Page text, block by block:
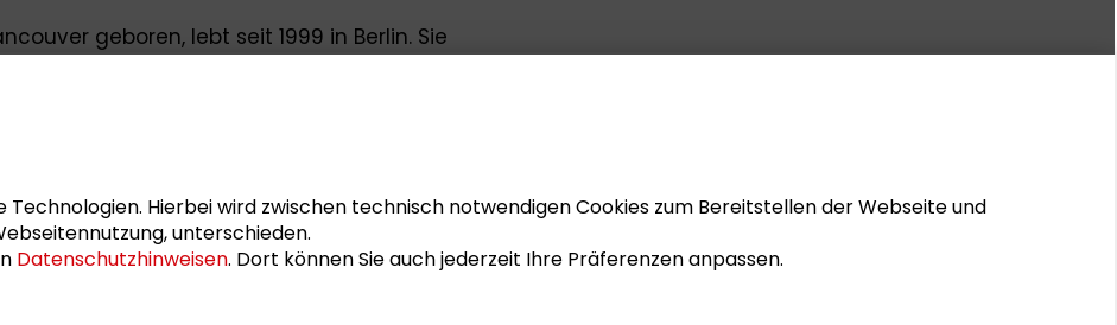
geboren, lebt seit 1999 in Berlin. Sie
und zeichnet die Bewegungen von
aus Werbung, Plakaten, Graffiti
und politische Strömungen werden so
Technologien. Hierbei wird zwischen technisch notwendigen Cookies zum Bereitstellen der Webseite und
unterschieden.
Datenschutzhinweisen. Dort können Sie auch jederzeit Ihre Präferenzen anpassen.